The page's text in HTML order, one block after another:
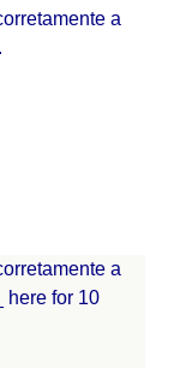
a
a
here for 10